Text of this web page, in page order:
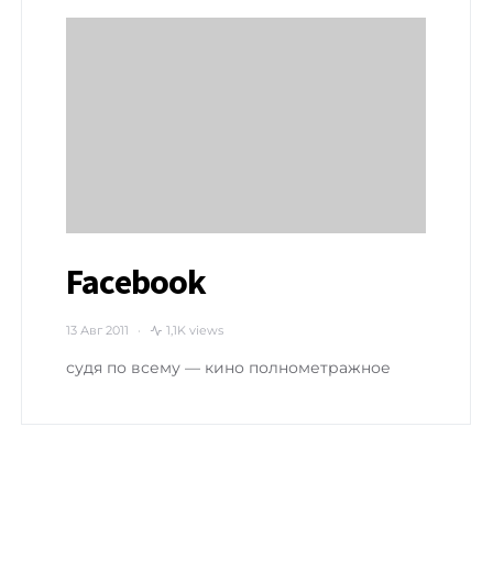
Facebook
13 Авг 2011 1,1K views
судя по всему — кино полнометражное